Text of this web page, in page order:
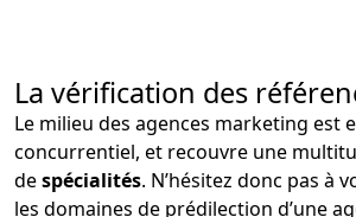
La vérification des
Le milieu des agences marketing est
concurrentiel, et recouvre une
despécialités. N’hésitez donc pas à
les domaines de prédilection d’une